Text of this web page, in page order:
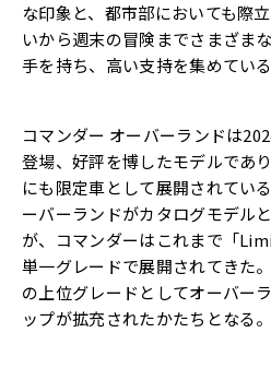
な印象と、都市部においても際
いから週末の冒険までさまざま
手を持ち、高い支持を集めている
コマンダー オーバーランドは
登場、好評を博したモデルであ
にも限定車として展開されてい
ーバーランドがカタログモデル
が、コマンダーはこれまで「
単一グレードで展開されてきた
の上位グレードとしてオーバー
ップが拡充されたかたちとなる。